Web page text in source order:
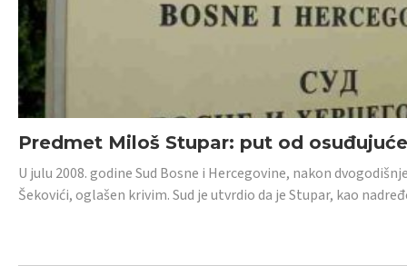
Predmet Miloš Stupar: put od
U julu 2008. godine Sud Bosne i Hercegovine, nakon
Šekovići, oglašen krivim. Sud je utvrdio da je Stupar, kao